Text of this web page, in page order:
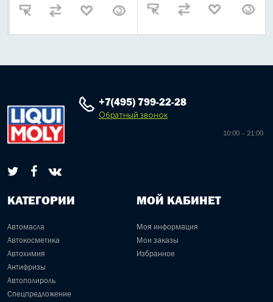
+7(495) 799-22-28
Обратный звонок
10:00 – 21:00
КАТЕГОРИИ
Автомасла
Автокосметика
Автохимия
Антифризы
Автополироль
Спецпредложение
МОЙ КАБИНЕТ
Моя информация
Мои заказы
Избранное